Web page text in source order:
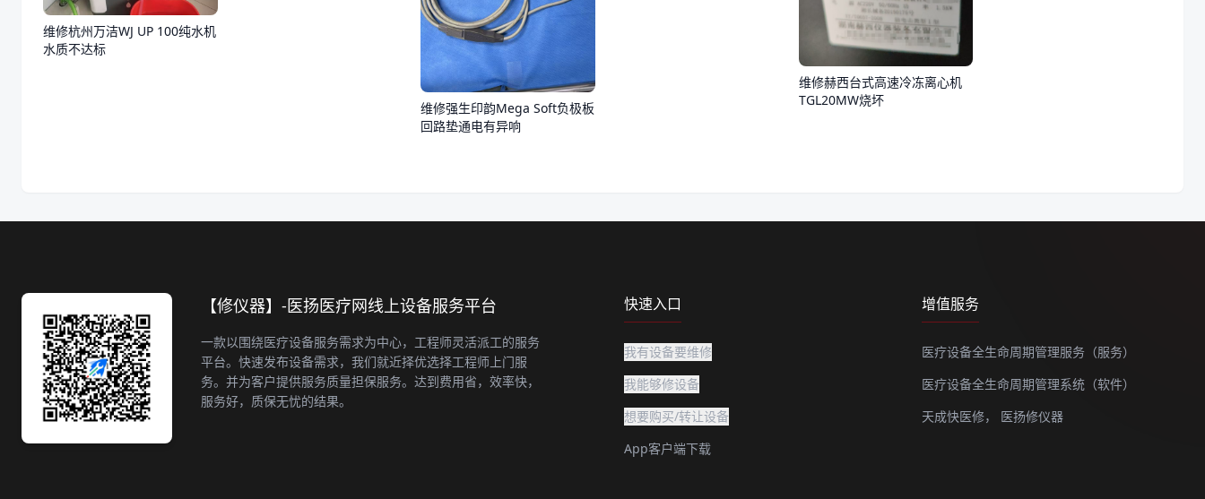
维修杭州万洁WJ UP 100纯水机
水质不达标
维修强生印韵Mega Soft负极板
回路垫通电有异响
维修赫西台式高速冷冻离心机
TGL20MW烧坏
【修仪器】-医扬医疗网线上设备服务平台
一款以围绕医疗设备服务需求为中心，工程师灵活派工的服务
平台。快速发布设备需求，我们就近择优选择工程师上门服
务。并为客户提供服务质量担保服务。达到费用省，效率快，
服务好，质保无忧的结果。
快速入口
我有设备要维修
我能够修设备
想要购买/转让设备
App客户端下载
增值服务
医疗设备全生命周期管理服务（服务）
医疗设备全生命周期管理系统（软件）
天成快医修，
医扬修仪器